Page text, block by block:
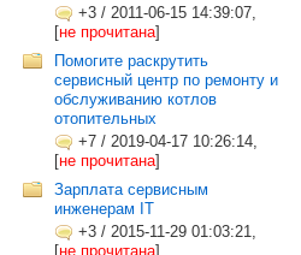
+3 / 2011-06-15 14:39:07,
[не прочитана]
Помогите раскрутить
сервисный центр по ремонту и
обслуживанию котлов
отопительных
+7 / 2019-04-17 10:26:14,
[не прочитана]
Зарплата сервисным
инженерам IT
+3 / 2015-11-29 01:03:21,
[не прочитана]